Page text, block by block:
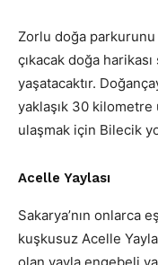
Zorlu doğa parkurunu
çıkacak doğa
yaşatacaktır.
yaklaşık 30 kilometre
ulaşmak için Bilecik
Acelle Yaylası
Sakarya’nın onlarca
kuşkusuz Acelle